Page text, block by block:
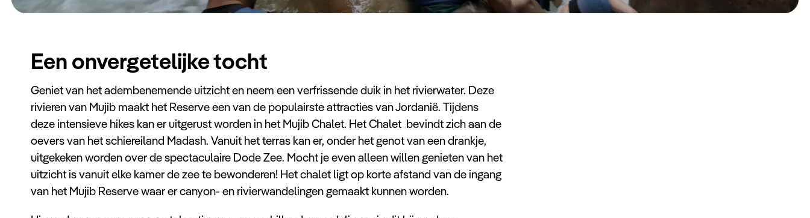
Een onvergetelijke tocht
Geniet van het adembenemende uitzicht en neem een verfrissende duik in het rivierwater. Deze
rivieren van Mujib maakt het Reserve een van de populairste attracties van Jordanië. Tijdens
deze intensieve hikes kan er uitgerust worden in het Mujib Chalet. Het Chalet bevindt zich aan de
oevers van het schiereiland Madash. Vanuit het terras kan er, onder het genot van een drankje,
uitgekeken worden over de spectaculaire Dode Zee. Mocht je even alleen willen genieten van het
uitzicht is vanuit elke kamer de zee te bewonderen! Het chalet ligt op korte afstand van de ingang
van het Mujib Reserve waar er canyon- en rivierwandelingen gemaakt kunnen worden.